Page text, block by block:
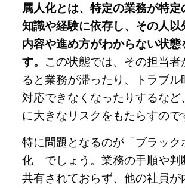
属人化とは、特定の業務が特定
知識や経験に依存し、その人以
内容や進め方がわからない状態
す。 この状態では、その担当者
ると業務が滞ったり、トラブル
対応できなくなったりするなど
に大きなリスクをもたらすので
特に問題となるのが「ブラック
化」でしょう。業務の手順や判
共有されておらず、他の社員が